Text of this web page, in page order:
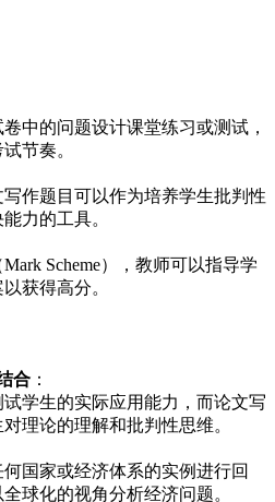
中的问题设计课堂练习或测试，
节奏。
作题目可以作为培养学生批判性
力的工具。
Scheme），教师可以指导学
获得高分。
合 ：
学生的实际应用能力，而论文写
理论的理解和批判性思维。
国家或经济体系的实例进行回
球化的视角分析经济问题。